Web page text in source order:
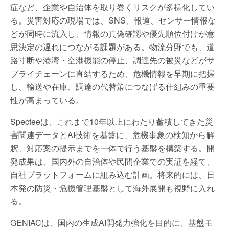
症など、企業や自治体を取り巻くリスクが多様化してい
る。災害対応の現場では、SNS、報道、センサー情報な
どが同時に流入し、情報の真偽確認や優先順位付けが意
思決定の遅れにつながる課題がある。物流分野でも、道
路寸断や港湾・空港機能の停止、調達先の被災などがサ
プライチェーンに直結するため、危機情報を早期に把握
し、輸送や在庫、調達の代替策につなげる仕組みの重要
性が高まっている。
Specteeは、これまで10年以上にわたり蓄積してきた災
害関連データとAI技術を基盤に、危機事象の検知から解
釈、対応案の提示までを一体で行う基盤を構築する。開
発成果は、国内外の自治体や民間企業での実証を経て、
自社プラットフォームに組み込む計画。将来的には、日
本発の防災・危機管理基盤として海外展開も視野に入れ
る。
GENIACは、国内の生成AI開発力強化を目的に、基盤モ